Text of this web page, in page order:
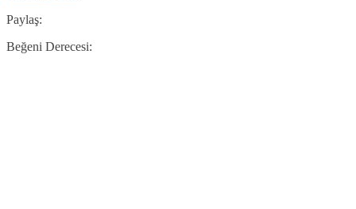
Paylaş:
Beğeni Derecesi: